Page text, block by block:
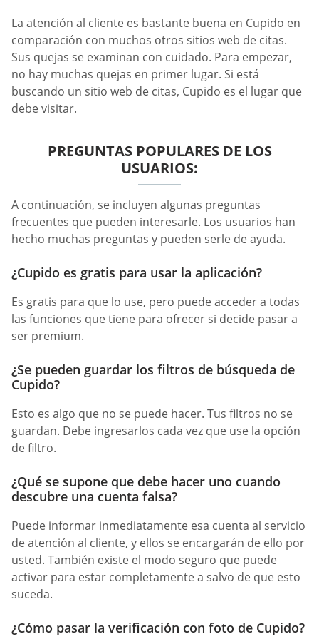
La atención al cliente es bastante buena en Cupido en
comparación con muchos otros sitios web de citas.
Sus quejas se examinan con cuidado. Para empezar,
no hay muchas quejas en primer lugar. Si está
buscando un sitio web de citas, Cupido es el lugar que
debe visitar.
PREGUNTAS POPULARES DE LOS
USUARIOS:
A continuación, se incluyen algunas preguntas
frecuentes que pueden interesarle. Los usuarios han
hecho muchas preguntas y pueden serle de ayuda.
¿Cupido es gratis para usar la aplicación?
Es gratis para que lo use, pero puede acceder a todas
las funciones que tiene para ofrecer si decide pasar a
ser premium.
¿Se pueden guardar los filtros de búsqueda de
Cupido?
Esto es algo que no se puede hacer. Tus filtros no se
guardan. Debe ingresarlos cada vez que use la opción
de filtro.
¿Qué se supone que debe hacer uno cuando
descubre una cuenta falsa?
Puede informar inmediatamente esa cuenta al servicio
de atención al cliente, y ellos se encargarán de ello por
usted. También existe el modo seguro que puede
activar para estar completamente a salvo de que esto
suceda.
¿Cómo pasar la verificación con foto de Cupido?